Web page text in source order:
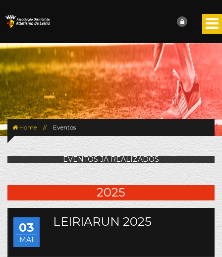
Home // Eventos
EVENTOS JÁ REALIZADOS
2025
03
MAI
LEIRIARUN 2025